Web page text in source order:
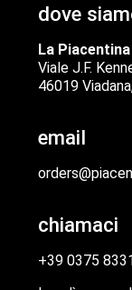
dove
La Piacentina
Viale J.F.
46019
email
chiamaci
+39 0375